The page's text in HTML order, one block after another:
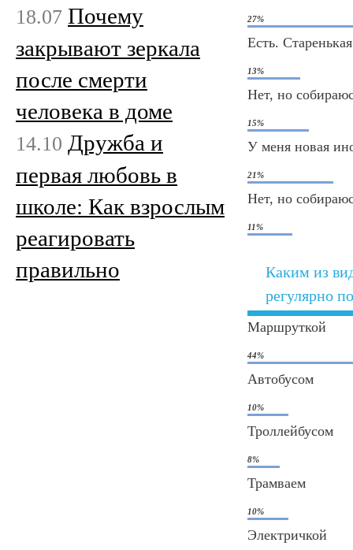
27%
Есть.
13%
Нет, но
15%
У меня новая
21%
Нет, но
11%
Каким из
регулярно
Маршруткой
44%
Автобусом
10%
Троллейбусом
8%
Трамваем
10%
Электричкой
18.07 Почему
закрывают зеркала
после смерти
человека в доме
14.10 Дружба и
первая любовь в
школе: Как взрослым
реагировать
правильно